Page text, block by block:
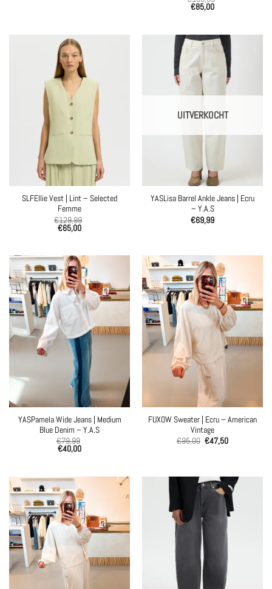
€85,00
SLFEllie Vest | Lint – Selected
Femme
€129,99
€65,00
UITVERKOCHT
YASLisa Barrel Ankle Jeans | Ecru
– Y.A.S
€69,99
YASPamela Wide Jeans | Medium
Blue Denim – Y.A.S
€79,99
€40,00
FUXOW Sweater | Ecru – American
Vintage
€95,00 €47,50